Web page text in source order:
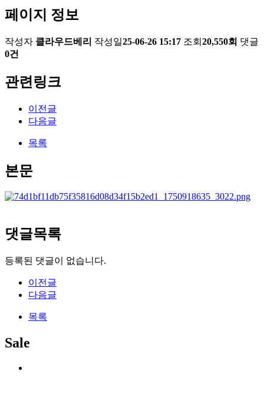
페이지 정보
작성자 클라우드베리 작성일25-06-26 15:17 조회 20,550회 댓글
0건
관련링크
이전글
다음글
목록
본문
댓글목록
등록된 댓글이 없습니다.
이전글
다음글
목록
Sale